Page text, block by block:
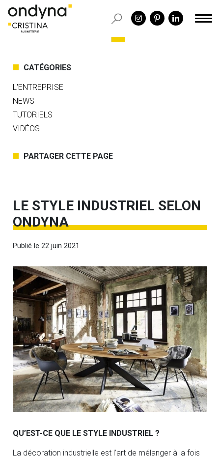
CATÉGORIES
L'ENTREPRISE
NEWS
TUTORIELS
VIDÉOS
PARTAGER CETTE PAGE
LE STYLE INDUSTRIEL SELON
ONDYNA
Publié le22 juin 2021
QU’EST-CE QUE LE STYLE INDUSTRIEL ?
La décoration industrielle est l’art de mélanger à la fois